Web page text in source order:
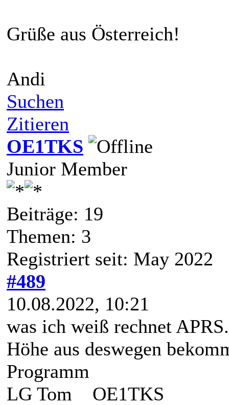
Grüße aus Österreich!
Andi
Suchen
Zitieren
OE1TKS
Junior Member
Beiträge: 19
Themen: 3
Registriert seit: May 2022
#489
10.08.2022, 10:21
was ich weiß rechnet
Höhe aus deswegen
Programm
LG Tom OE1TKS